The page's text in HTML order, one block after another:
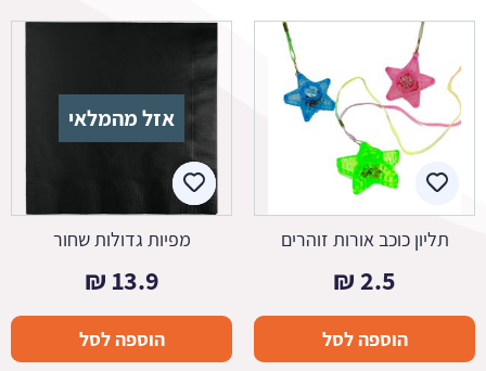
תליון כוכב אורות זוהרים
2.5
₪
הוספה לסל
אזל מהמלאי
מפיות גדולות שחור
13.9
₪
הוספה לסל